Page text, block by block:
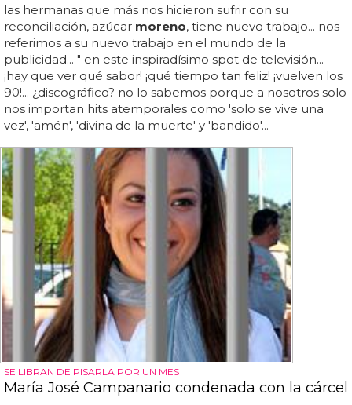
las hermanas que más nos hicieron sufrir con su
reconciliación, azúcar moreno, tiene nuevo trabajo... nos
referimos a su nuevo trabajo en el mundo de la
publicidad... " en este inspiradísimo spot de televisión...
¡hay que ver qué sabor! ¡qué tiempo tan feliz! ¡vuelven los
90!... ¿discográfico? no lo sabemos porque a nosotros solo
nos importan hits atemporales como 'solo se vive una
vez', 'amén', 'divina de la muerte' y 'bandido'...
SE LIBRAN DE PISARLA POR UN MES
María José Campanario condenada con la cárcel